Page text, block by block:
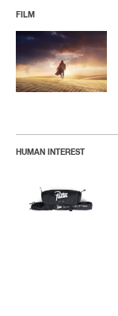
FILM
HUMAN INTEREST